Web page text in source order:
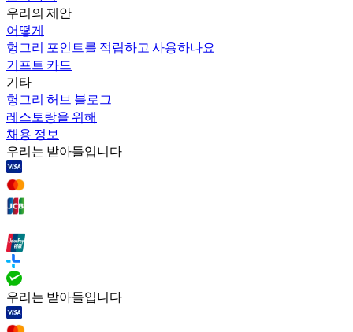
우리의 제안
어떻게
헝그리 포인트를 적립하고 사용하나요
기프트 카드
기타
헝그리 허브 블로그
레스토랑을 위해
채용 정보
우리는 받아들입니다
우리는 받아들입니다